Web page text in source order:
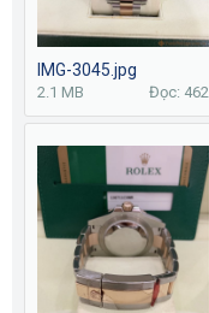
IMG-3045.jpg
2.1 MB Đọc: 462